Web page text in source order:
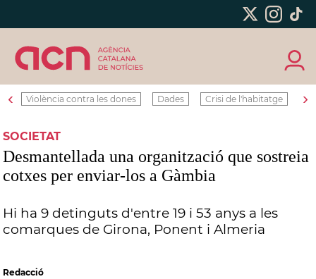
‹ Violència contra les dones Dades Crisi de l'habitatge ›
SOCIETAT
Desmantellada una organització que sostreia
cotxes per enviar-los a Gàmbia
Hi ha 9 detinguts d'entre 19 i 53 anys a les
comarques de Girona, Ponent i Almeria
Redacció